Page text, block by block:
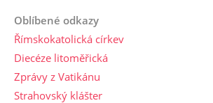
Oblíbené odkazy
Římskokatolická církev
Diecéze litoměřická
Zprávy z Vatikánu
Strahovský klášter